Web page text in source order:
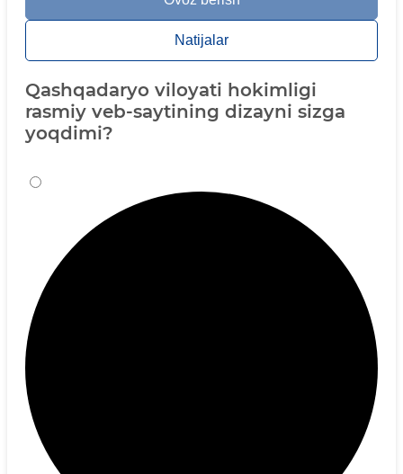
Natijalar
Qashqadaryo viloyati hokimligi
rasmiy veb-saytining dizayni sizga
yoqdimi?